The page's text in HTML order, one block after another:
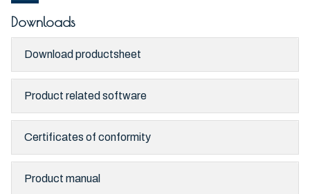
Downloads
Download productsheet
Product related software
Certificates of conformity
Product manual